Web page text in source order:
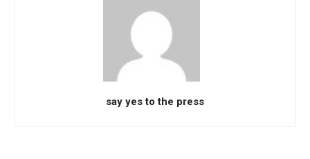
say yes to the press